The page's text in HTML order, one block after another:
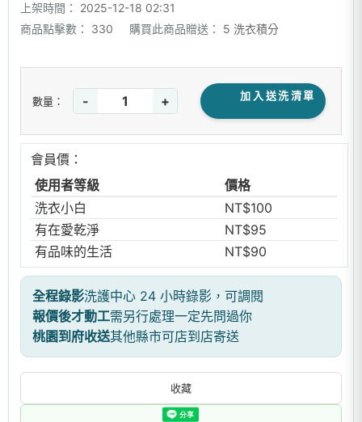
上架時間：
2025-12-18 02:31
商品點擊數：
330 購買此商品贈送： 5 洗衣積分
數量： - + 加入送洗清單
會員價：
使用者等級
價格
洗衣小白
NT$100
有在愛乾淨
NT$95
有品味的生活
NT$90
全程錄影洗護中心 24 小時錄影，可調閱
報價後才動工需另行處理一定先問過你
桃園到府收送其他縣市可店到店寄送
收藏